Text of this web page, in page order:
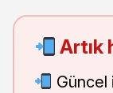
Artık
Güncel